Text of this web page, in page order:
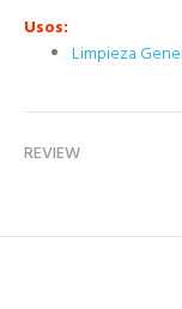
Usos:
Limpieza
REVIEW